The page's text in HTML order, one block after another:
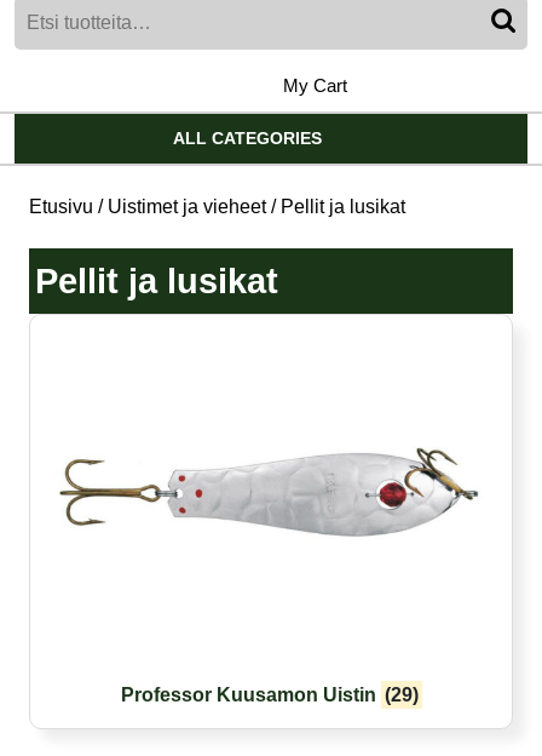
Account
My Cartshopping
cart
ALL CATEGORIES
Etusivu / Uistimet ja vieheet/ Pellit ja lusikat
Pellit ja lusikat
Professor Kuusamon Uistin (29)